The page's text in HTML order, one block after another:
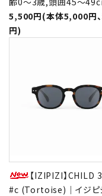
5,500円(本体5,000円
円)
【IZIPIZI】CHILD
#c (Tortoise)｜イジピ